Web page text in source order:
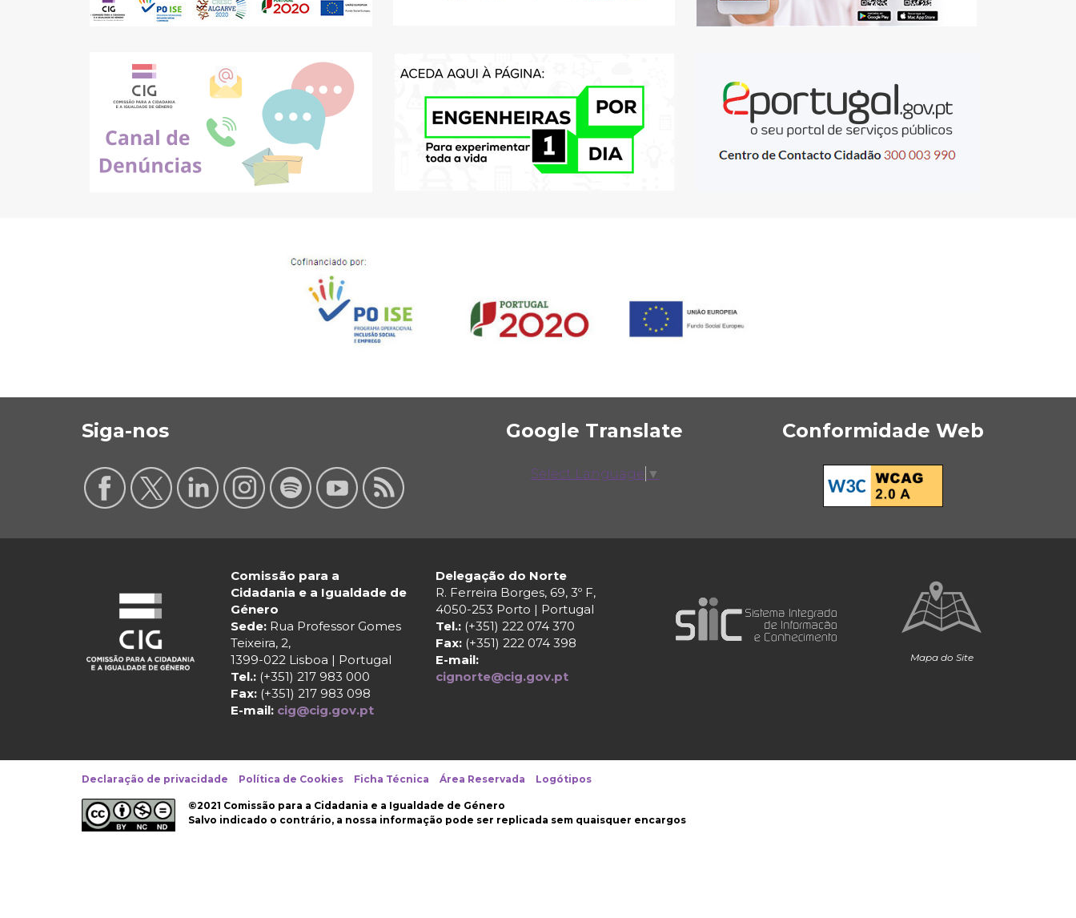
Siga-nos Google Translate
Select Language ▼
Conformidade Web
Comissão para a
Cidadania e a Igualdade de
Género
Sede: Rua Professor Gomes
Teixeira, 2,
1399-022 Lisboa | Portugal
Tel.: (+351) 217 983 000
Fax: (+351) 217 983 098
E-mail: cig@cig.gov.pt
Delegação do Norte
R. Ferreira Borges, 69, 3º F,
4050-253 Porto | Portugal
Tel.: (+351) 222 074 370
Fax: (+351) 222 074 398
E-mail:
cignorte@cig.gov.pt
Mapa do Site
Declaração de privacidade Política de Cookies Ficha Técnica Área Reservada Logótipos
©2021 Comissão para a Cidadania e a Igualdade de Género
Salvo indicado o contrário, a nossa informação pode ser replicada sem quaisquer encargos